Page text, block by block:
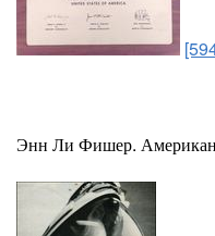
Энн Ли Фишер.